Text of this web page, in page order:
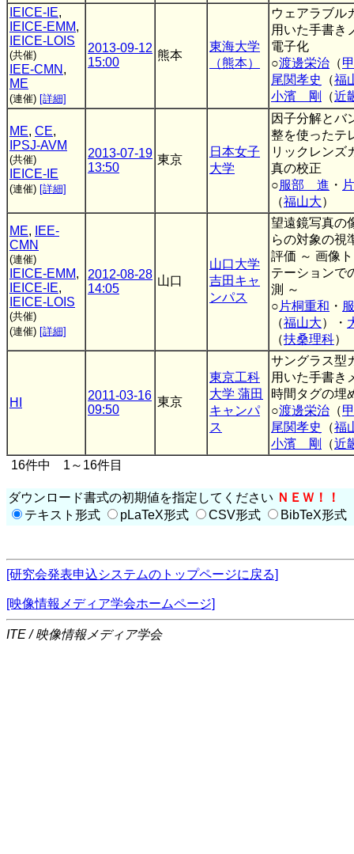
IEICE-IE,
IEICE-EMM,
IEICE-LOIS
(共催)
IEE-CMN ,
ME
(連催) [詳細]
2013-09-12
15:00
熊本
東海大学
（熊本）
ウェアラブル
用いた手書き
電子化
○渡邊栄治 （
尾関孝史
（福
小濱 剛
（近
ME, CE,
IPSJ-AVM
(共催)
IEICE-IE
(連催) [詳細]
2013-07-19
13:50
東京
日本女子
大学
因子分解とバ
整を使ったテ
リックレンズ
真の校正
○服部 進 ・
（福山大）
ME,
IEE-
CMN
(連催)
IEICE-EMM,
IEICE-IE,
IEICE-LOIS
(共催)
(連催) [詳細]
2012-08-28
14:05
山口
山口大学
吉田キャ
ンパス
望遠鏡写真の
らの対象の視
評価 ～ 画像
テーションで
測 ～
○ 片桐重和 ・
（福山大）・
（扶桑理科）
HI
2011-03-16
09:50
東京
東京工科
大学 蒲田
キャンパ
ス
サングラス型
用いた手書き
時間タグの埋
○渡邊栄治 （
尾関孝史
（福
小濱 剛
（近
16件中 1～16件目
ダウンロード書式の初期値を指定してください ＮＥＷ！！
テキスト形式
pLaTeX形式 CSV形式 BibTeX形式
[研究会発表申込システムのトップページに戻る]
[映像情報メディア学会ホームページ]
ITE / 映像情報メディア学会